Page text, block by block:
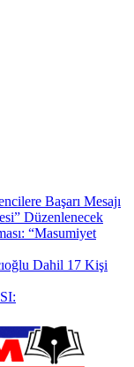
Başarı Mesajı
Düzenlenecek
“Masumiyet
Dahil 17 Kişi